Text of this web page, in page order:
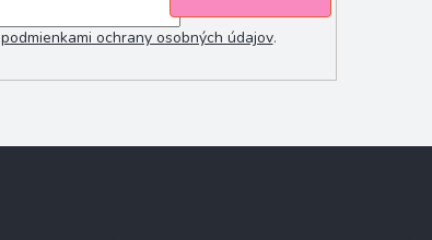
podmienkami ochrany osobných údajov.